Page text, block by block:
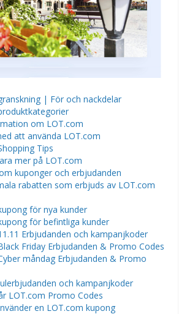
| För och nackdelar
om LOT.com
att använda LOT.com
Tips
mer på LOT.com
kuponger och erbjudanden
rabatten som erbjuds av LOT.com
för nya kunder
för befintliga kunder
Erbjudanden och kampanjkoder
Friday Erbjudanden & Promo Codes
måndag Erbjudanden & Promo
och kampanjkoder
LOT.com Promo Codes
en LOT.com kupong